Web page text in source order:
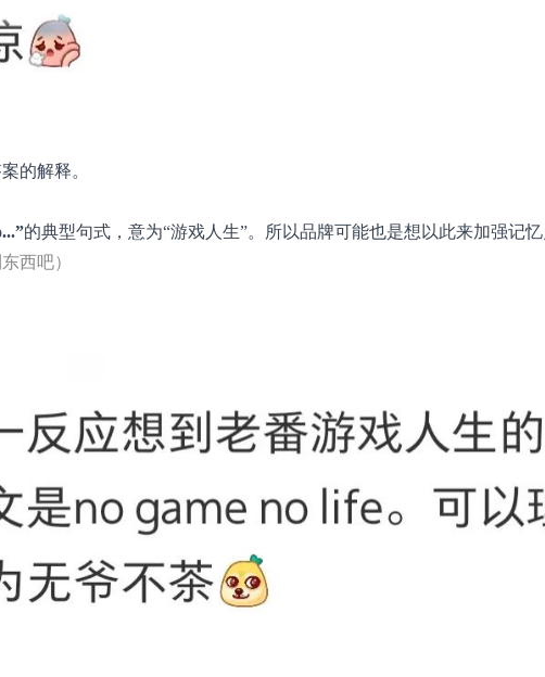
的解释。
的典型句式，意为“游戏人生”。所以品牌可能也是想以此来加强记
西吧）